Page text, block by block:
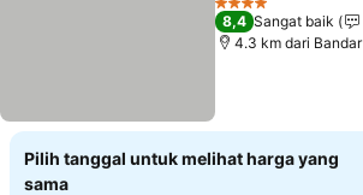
4 Bintang
8,4 Sangat baik
4.3 km dari
Pilih tanggal untuk melihat harga yang
sama